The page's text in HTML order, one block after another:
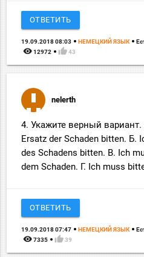
ОТВЕТИТЬ
19.09.2018 08:03 НЕМЕЦКИЙ ЯЗЫК
remove_red_eye 12972 thumb_up 43
nelerth
4. Укажите верный
Ersatz der Schaden bitten. Б.
des Schadens bitten. В. Ich
dem Schaden. Г. Ich muss
ОТВЕТИТЬ
19.09.2018 07:47 НЕМЕЦКИЙ ЯЗЫК
remove_red_eye 7335 thumb_up 39